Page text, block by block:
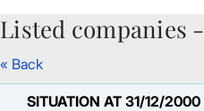
Skip to Main Content
Listed companies
« Back
SITUATION AT 31/12/2000